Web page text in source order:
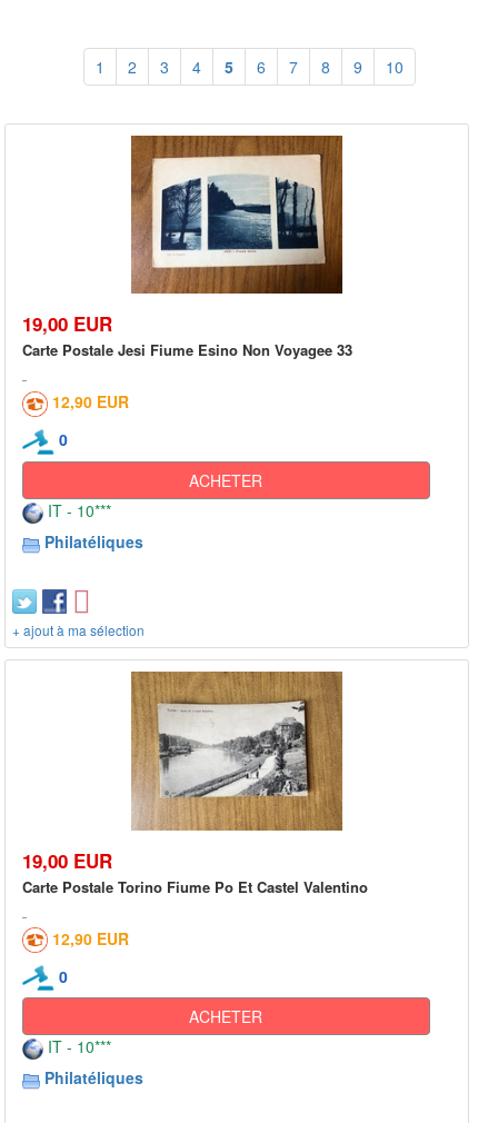
1 2 3 4 5 6 7 8 9 10
19,00 EUR
Carte Postale Jesi Fiume Esino Non Voyagee 33
12,90 EUR
0
ACHETER
IT - 10***
Philatéliques
+ ajout à ma sélection
19,00 EUR
Carte Postale Torino Fiume Po Et Castel Valentino
12,90 EUR
0
ACHETER
IT - 10***
Philatéliques